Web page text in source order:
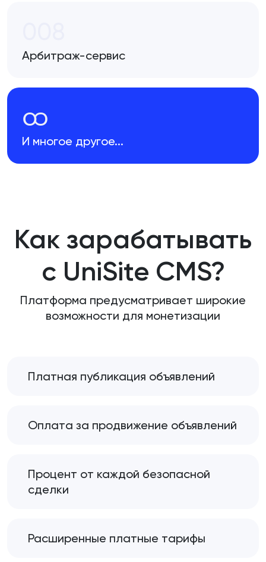
Арбитраж-сервис
ထ
И многое другое...
Как зарабатывать
с UniSite CMS?
Платформа предусматривает широкие
возможности для монетизации
Платная публикация объявлений
Оплата за продвижение объявлений
Процент от каждой безопасной
сделки
Расширенные платные тарифы